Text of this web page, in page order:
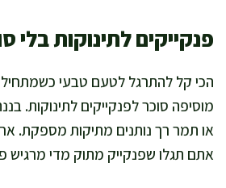
פנקייקים לתינוקות בלי
הכי קל להתרגל לטעם טבעי
מוסיפה סוכר לפנקייקים לתינוקות.
או תמר רך נותנים מתיקות מספקת.
אתם תגלו שפנקייק מתוק מדי מרגיש